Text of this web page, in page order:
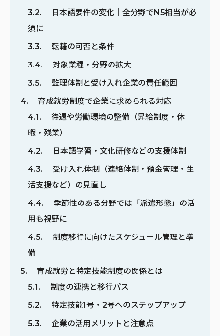
3.2
日本語要件の変化｜全分野でN5相当が必
須に
3.3
転籍の可否と条件
3.4
対象業種・分野の拡大
3.5
監理体制と受け入れ企業の責任範囲
4
育成就労制度で企業に求められる対応
4.1
待遇や労働環境の整備（昇給制度・休
暇・残業）
4.2
日本語学習・文化研修などの支援体制
4.3
受け入れ体制（連絡体制・預金管理・生
活支援など）の見直し
4.4
季節性のある分野では「派遣形態」の活
用も視野に
4.5
制度移行に向けたスケジュール管理と準
備
5
育成就労と特定技能制度の関係とは
5.1
制度の連携と移行パス
5.2
特定技能1号・2号へのステップアップ
5.3
企業の活用メリットと注意点